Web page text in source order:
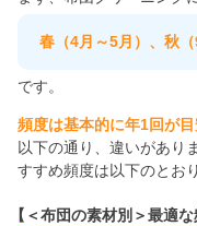
春（4月～5月）、秋（
です。
頻度は基本的に年1回が
以下の通り、違いがあり
すすめ頻度は以下のとお
【＜布団の素材別＞最適な